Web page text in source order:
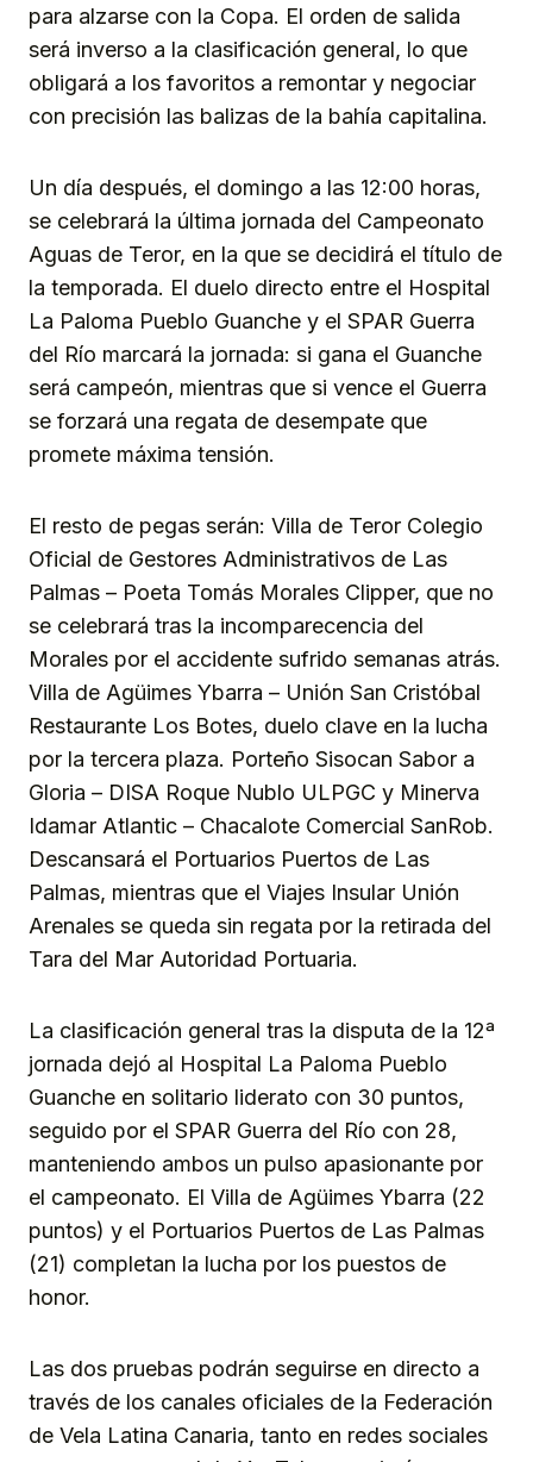
para alzarse con la Copa. El orden de salida
será inverso a la clasificación general, lo que
obligará a los favoritos a remontar y negociar
con precisión las balizas de la bahía capitalina.
Un día después, el domingo a las 12:00 horas,
se celebrará la última jornada del Campeonato
Aguas de Teror, en la que se decidirá el título de
la temporada. El duelo directo entre el Hospital
La Paloma Pueblo Guanche y el SPAR Guerra
del Río marcará la jornada: si gana el Guanche
será campeón, mientras que si vence el Guerra
se forzará una regata de desempate que
promete máxima tensión.
El resto de pegas serán: Villa de Teror Colegio
Oficial de Gestores Administrativos de Las
Palmas – Poeta Tomás Morales Clipper, que no
se celebrará tras la incomparecencia del
Morales por el accidente sufrido semanas atrás.
Villa de Agüimes Ybarra – Unión San Cristóbal
Restaurante Los Botes, duelo clave en la lucha
por la tercera plaza. Porteño Sisocan Sabor a
Gloria – DISA Roque Nublo ULPGC y Minerva
Idamar Atlantic – Chacalote Comercial SanRob.
Descansará el Portuarios Puertos de Las
Palmas, mientras que el Viajes Insular Unión
Arenales se queda sin regata por la retirada del
Tara del Mar Autoridad Portuaria.
La clasificación general tras la disputa de la 12ª
jornada dejó al Hospital La Paloma Pueblo
Guanche en solitario liderato con 30 puntos,
seguido por el SPAR Guerra del Río con 28,
manteniendo ambos un pulso apasionante por
el campeonato. El Villa de Agüimes Ybarra (22
puntos) y el Portuarios Puertos de Las Palmas
(21) completan la lucha por los puestos de
honor.
Las dos pruebas podrán seguirse en directo a
través de los canales oficiales de la Federación
de Vela Latina Canaria, tanto en redes sociales